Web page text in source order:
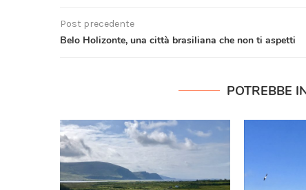
Post precedente
Belo Holizonte, una città brasiliana che non ti aspetti
POTREBBE